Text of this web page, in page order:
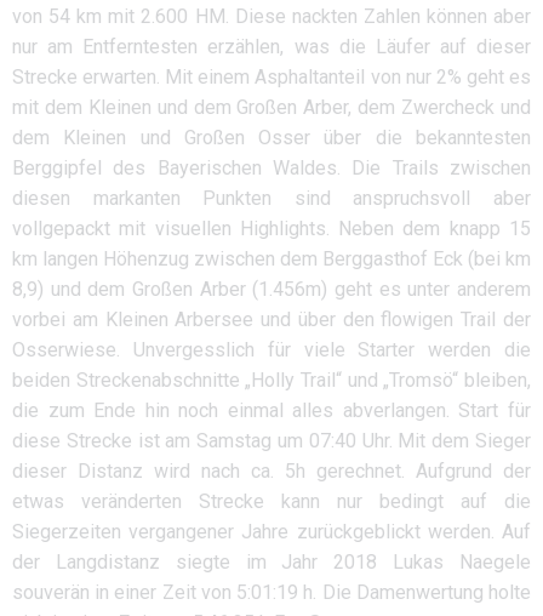
von 54 km mit 2.600 HM. Diese nackten Zahlen können aber
nur am Entferntesten erzählen, was die Läufer auf dieser
Strecke erwarten. Mit einem Asphaltanteil von nur 2% geht es
mit dem Kleinen und dem Großen Arber, dem Zwercheck und
dem Kleinen und Großen Osser über die bekanntesten
Berggipfel des Bayerischen Waldes. Die Trails zwischen
diesen markanten Punkten sind anspruchsvoll aber
vollgepackt mit visuellen Highlights. Neben dem knapp 15
km langen Höhenzug zwischen dem Berggasthof Eck (bei km
8,9) und dem Großen Arber (1.456m) geht es unter anderem
vorbei am Kleinen Arbersee und über den flowigen Trail der
Osserwiese. Unvergesslich für viele Starter werden die
beiden Streckenabschnitte „Holly Trail“ und „Tromsö“ bleiben,
die zum Ende hin noch einmal alles abverlangen. Start für
diese Strecke ist am Samstag um 07:40 Uhr. Mit dem Sieger
dieser Distanz wird nach ca. 5h gerechnet. Aufgrund der
etwas veränderten Strecke kann nur bedingt auf die
Siegerzeiten vergangener Jahre zurückgeblickt werden. Auf
der Langdistanz siegte im Jahr 2018 Lukas Naegele
souverän in einer Zeit von 5:01:19 h. Die Damenwertung holte